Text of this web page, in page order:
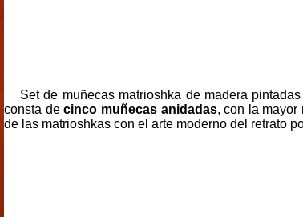
Set de muñecas matrioshka de madera
consta decinco muñecas anidadas, con la mayor
de las matrioshkas con el arte moderno del retrato